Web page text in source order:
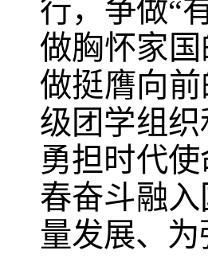
行，争做“
做胸怀家
做挺膺向
级团学组
勇担时代
春奋斗融
量发展、